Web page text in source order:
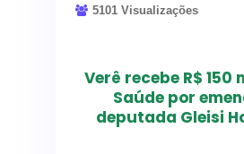
5101 Visualizações
Verê recebe R$ 150
Saúde por
deputada Gleisi